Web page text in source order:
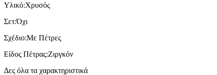
Υλικό:Χρυσός
Σετ:Όχι
Σχέδιο:Με Πέτρες
Είδος Πέτρας:Ζιργκόν
Δες όλα τα χαρακτηριστικά